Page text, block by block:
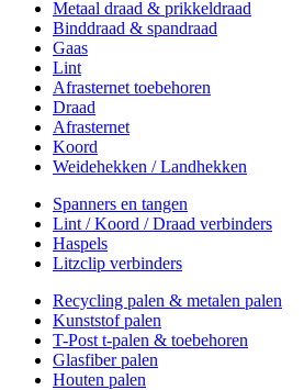
Metaal draad & prikkeldraad
Binddraad & spandraad
Gaas
Lint
Afrasternet toebehoren
Draad
Afrasternet
Koord
Weidehekken / Landhekken
Spanners en tangen
Lint / Koord / Draad verbinders
Haspels
Litzclip verbinders
Recycling palen & metalen palen
Kunststof palen
T-Post t-palen & toebehoren
Glasfiber palen
Houten palen